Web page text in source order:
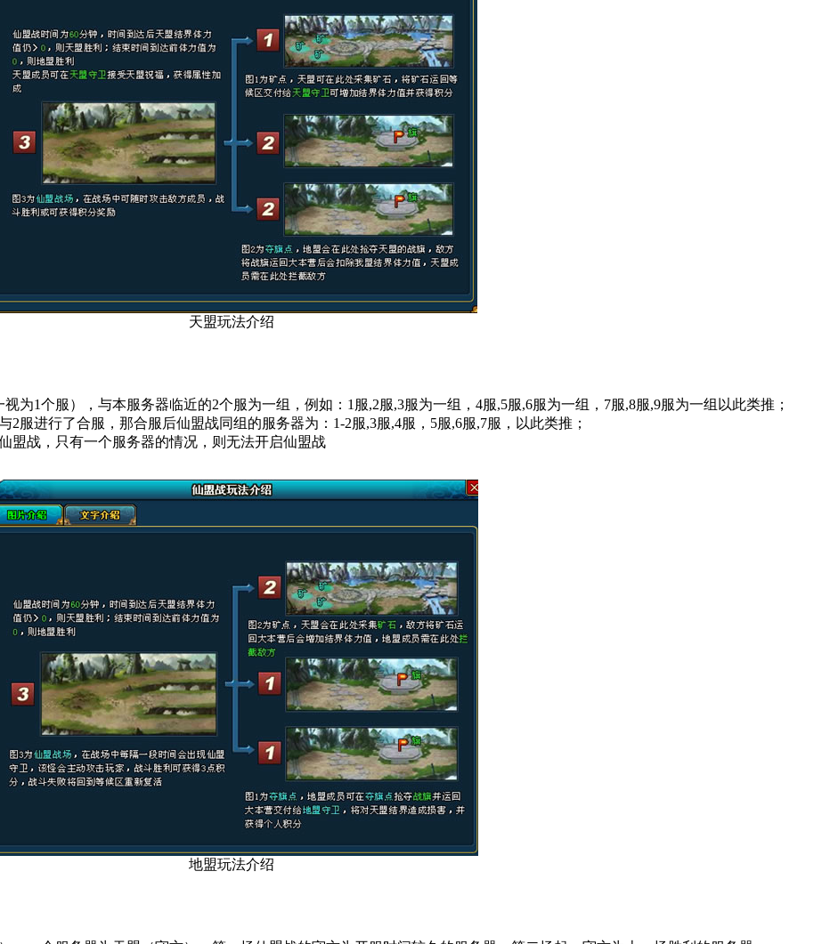
天盟玩法介绍
为1个服），与本服务器临近的2个服为一组，例如：1服,2服,3服为一组，4服,5服,6服为一组，7服,8服,9服为一组以此类推；
服进行了合服，那合服后仙盟战同组的服务器为：1-2服,3服,4服，5服,6服,7服，以此类推；
盟战，只有一个服务器的情况，则无法开启仙盟战
地盟玩法介绍